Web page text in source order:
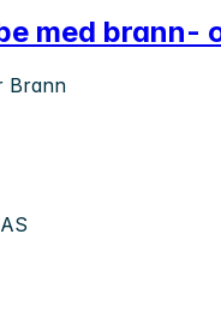
med brann-
Brann